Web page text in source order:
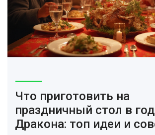
Что приготовить на
праздничный стол в год
Дракона: топ идеи и